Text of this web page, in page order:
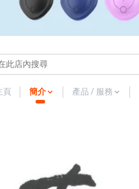
頁 簡介 產品 / 服務